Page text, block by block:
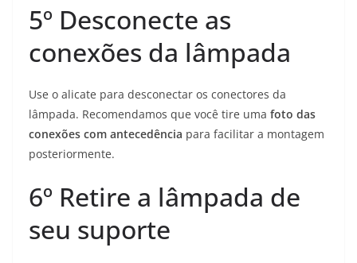
5º Desconecte as
conexões da lâmpada
Use o alicate para desconectar os conectores da
lâmpada. Recomendamos que você tire uma foto das
conexões com antecedência para facilitar a montagem
posteriormente.
6º Retire a lâmpada de
seu suporte